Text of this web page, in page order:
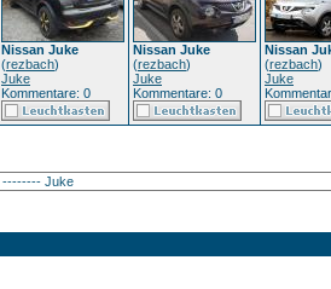
Nissan Juke
(rezbach)
Juke
Kommentare: 0
Nissan Juke
(rezbach)
Juke
Kommentare: 0
Nissan
(rezbach)
Juke